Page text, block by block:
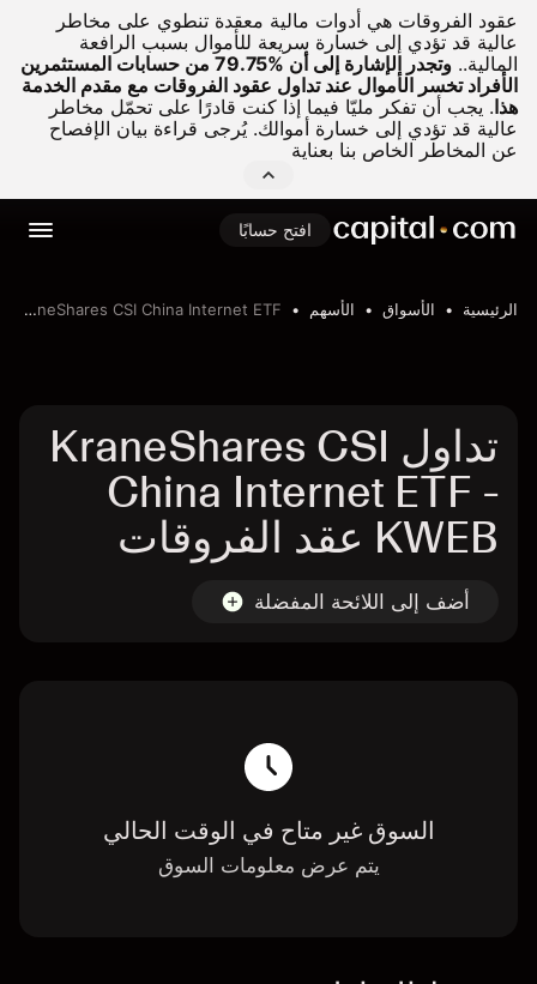
عقود الفروقات هي أدوات مالية معقدة تنطوي على مخاطر
عالية قد تؤدي إلى خسارة سريعة للأموال بسبب الرافعة
المالية..
وتجدر الإشارة إلى أن %79.75 من حسابات المستثمرين
الأفراد تخسر الأموال عند تداول عقود الفروقات مع مقدم الخدمة
هذا. يجب أن تفكر مليّا فيما إذا كنت قادرًا على تحمّل مخاطر
عالية قد تؤدي إلى خسارة أموالك. يُرجى قراءة بيان الإفصاح
عن المخاطر الخاص بنا بعناية
افتح حسابًا
الرئيسية الأسواق الأسهم KraneShares CSI China Internet ETF
تداول KraneShares CSI
China Internet ETF -
KWEB عقد الفروقات
أضف إلى اللائحة المفضلة
السوق غير متاح في الوقت الحالي
يتم عرض معلومات السوق